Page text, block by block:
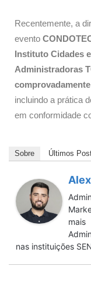
Recentemente, a
evento
Instituto Cidades
Administradoras
comprovadamente
incluindo a prática
em conformidade
Sobre Últimos
nas instituições